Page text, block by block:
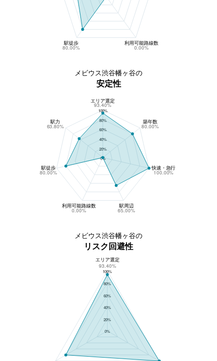
駅徒歩
80.00%
利用可能路線数
0.00%
メビウス渋谷幡ヶ谷の
安定性
100%
80%
60%
40%
20%
0%
エリア選定
93.40%
駅力
63.80%
駅徒歩
80.00%
利用可能路線数
0.00%
駅周辺
65.00%
快速・急行
100.00%
築年数
80.00%
メビウス渋谷幡ヶ谷の
リスク回避性
メビウス渋谷幡ヶ谷のリスク回避性
100%
80%
60%
40%
20%
0%
エリア選定
93.40%